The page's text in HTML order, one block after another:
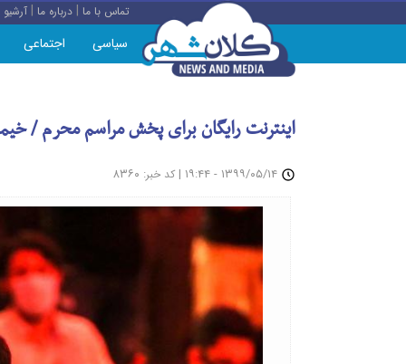
تماس با ما |درباره ما |آرشیو
سیاسی اجتماعی
اینترنت رایگان برای پخش مراسم محرم /
| کد خبر: ۸۳۶۰